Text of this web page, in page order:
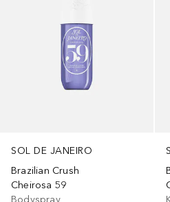
SOL DE JANEIRO
Brazilian Crush
Cheirosa 59
Bodyspray